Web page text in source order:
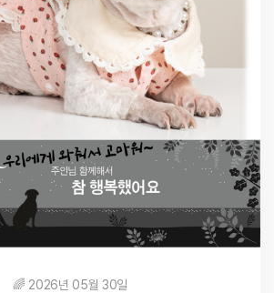
🌈 2026년 05월 30일